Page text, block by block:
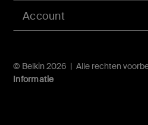
Account
© Belkin 2026 | Alle rechten
Informatie